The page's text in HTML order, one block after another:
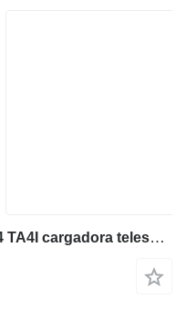
Bloque de motor para JCB 444 TA4I cargadora telescópica